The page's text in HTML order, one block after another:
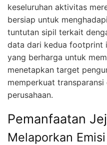
keseluruhan aktivitas
bersiap untuk
tuntutan sipil terkait
data dari kedua footprint
yang berharga untuk
menetapkan target
memperkuat
perusahaan.
Pemanfaatan
Melaporkan